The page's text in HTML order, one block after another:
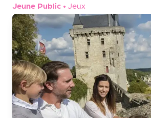
Jeune Public • Jeux
tt
e
r